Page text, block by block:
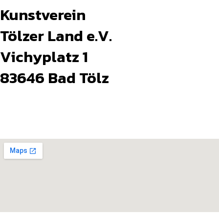
Kunstverein
Tölzer Land e.V.
Vichyplatz 1
83646 Bad Tölz